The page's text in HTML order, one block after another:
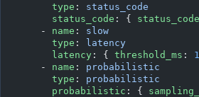
        type
: status_code
        status_code
: {
      -
name : slow
        type
:
latency
        latency
: { threshold_ms :
      -
name : probabilistic
        type
: probabilistic
        probabilistic
: {